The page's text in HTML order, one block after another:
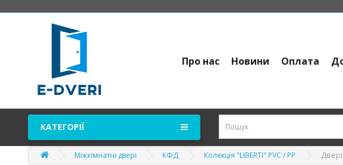
Про нас Новини Оплата
КАТЕГОРІЇ
Міжкімнатні двері КФД Колекція "LIBERTI" PVC / PP